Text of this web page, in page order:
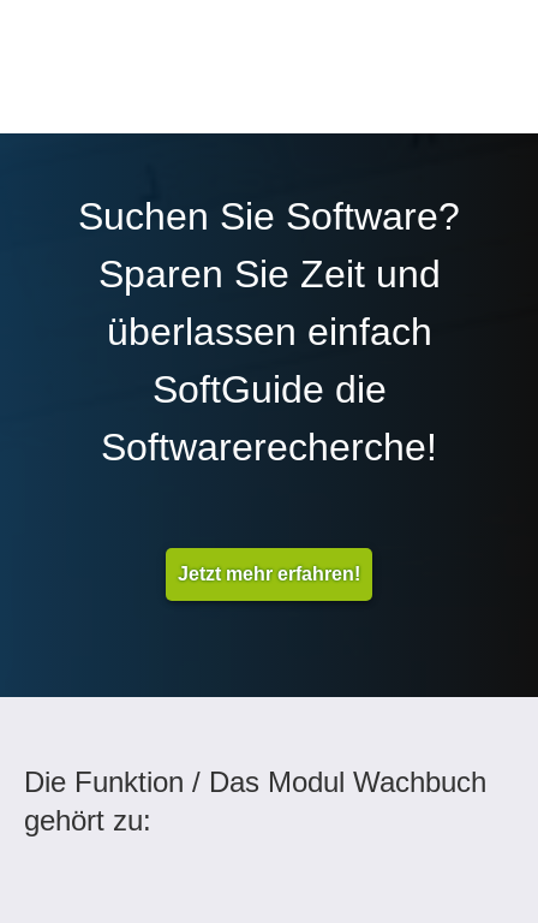
Suchen Sie Software?
Sparen Sie Zeit und
überlassen einfach
SoftGuide die
Softwarerecherche!
Jetzt mehr erfahren!
Die Funktion / Das Modul Wachbuch
gehört zu: